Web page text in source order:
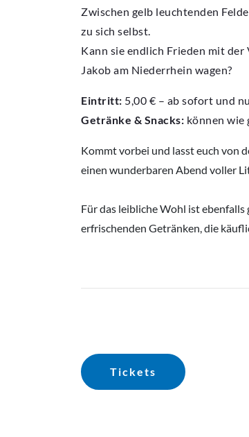
Zwischen gelb leuchtenden
zu sich selbst.
Kann sie endlich Frieden mit
Jakob am Niederrhein wagen?
Eintritt: 5,00 € – ab sofort und
Getränke & Snacks: können wie
Kommt vorbei und lasst euch von
einen wunderbaren Abend voller
Für das leibliche Wohl ist ebenfalls
erfrischenden Getränken, die
Tickets